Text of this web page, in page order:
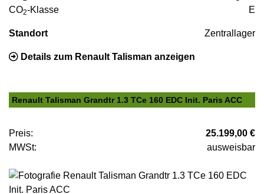
CO2-Klasse E
Standort Zentrallager
Details zum Renault Talisman anzeigen
Renault Talisman Grandtr 1.3 TCe 160 EDC Init. Paris ACC
Preis:
25.199,00 €
MWSt:
ausweisbar